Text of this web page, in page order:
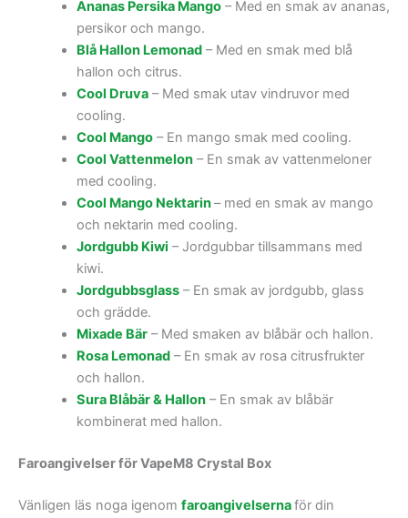
Ananas Persika Mango– Med en smak av ananas,
persikor och mango.
Blå Hallon Lemonad– Med en smak med blå
hallon och citrus.
Cool Druva – Med smak utav vindruvor med
cooling.
Cool Mango– En mango smak med cooling.
Cool Vattenmelon– En smak av vattenmeloner
med cooling.
Cool Mango Nektarin– med en smak av mango
och nektarin med cooling.
Jordgubb Kiwi – Jordgubbar tillsammans med
kiwi.
Jordgubbsglass – En smak av jordgubb, glass
och grädde.
Mixade Bär– Med smaken av blåbär och hallon.
Rosa Lemonad– En smak av rosa citrusfrukter
och hallon.
Sura Blåbär & Hallon– En smak av blåbär
kombinerat med hallon.
Faroangivelser för VapeM8 Crystal Box
Vänligen läs noga igenom faroangivelsernaför din